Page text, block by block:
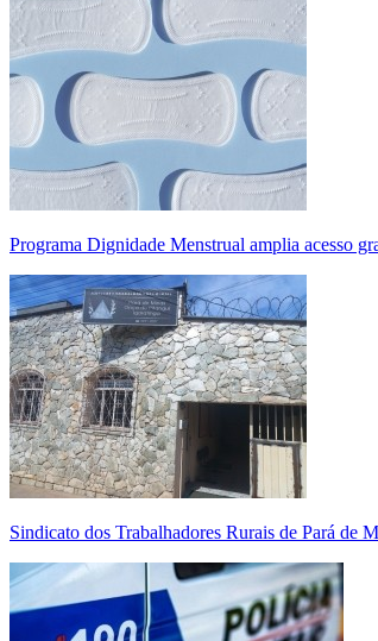
Programa Dignidade Menstrual amplia acesso
Sindicato dos Trabalhadores Rurais de Pará de